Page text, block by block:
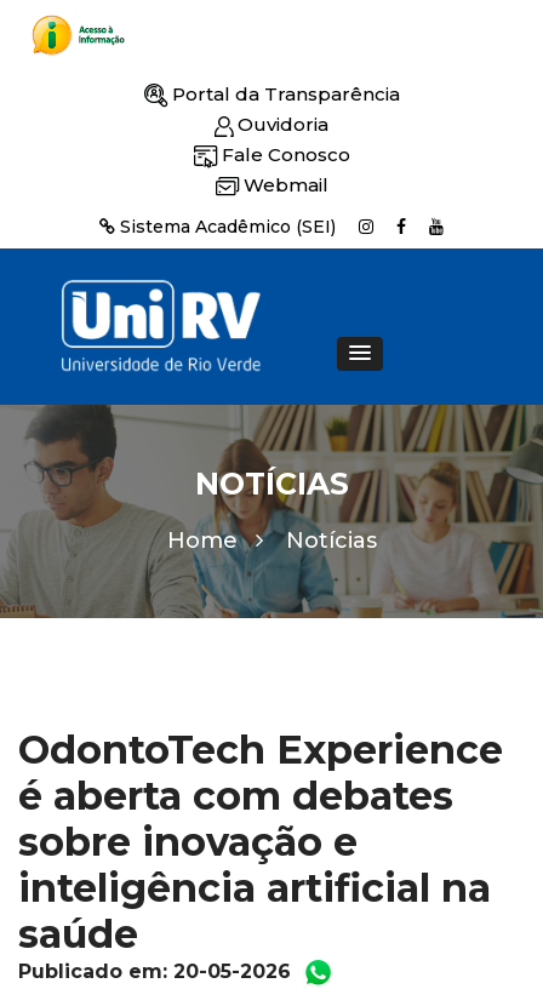
Portal da Transparência
Ouvidoria
Fale Conosco
Webmail
Sistema Acadêmico (SEI)
NOTÍCIAS
Home Notícias
OdontoTech Experience
é aberta com debates
sobre inovação e
inteligência artificial na
saúde
Publicado em: 20-05-2026